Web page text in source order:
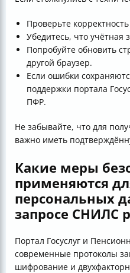
Проверьте
Убедитесь, что учётная
Попробуйте обновить
другой браузер.
Если ошибки
поддержки портала
ПФР.
Не забывайте, что для
важно иметь
Какие меры
применяются
персональных
запросе СНИЛС
Портал Госуслуг и
современные протоколы
шифрование и